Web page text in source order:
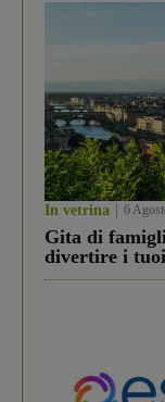
In vetrina 6
Gita di
divertire i